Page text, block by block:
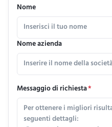
Nome
Nome azienda
Messaggio di richiesta*